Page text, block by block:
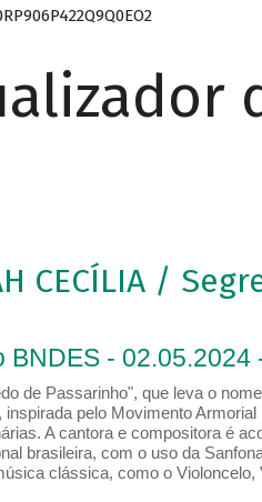
CECÍLIA /
BNDES - 02.05.2024
de Passarinho", que leva o
inspirada pelo Movimento
A cantora e compositora é
brasileira, com o uso da
clássica, como o Violoncelo,